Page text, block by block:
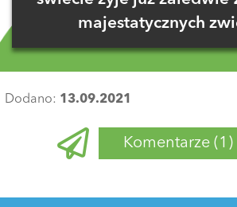
majestatycznych
Dodano: 13.09.2021
Komentarze (1)